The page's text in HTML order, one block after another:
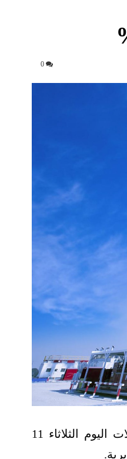
0
ارتفع سهم الحفر العربية (أكبر مقاول منصات حفر في السعودية)، خلال تعاملات اليوم الثلاثاء 11